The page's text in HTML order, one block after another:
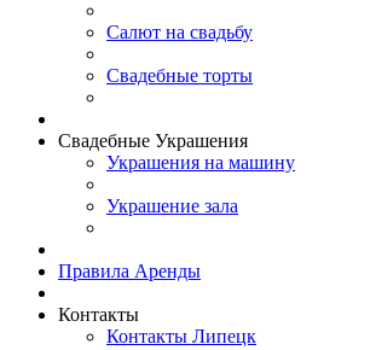
Салют на свадьбу
Свадебные торты
Свадебные Украшения
Украшения на машину
Украшение зала
Правила Аренды
Контакты
Контакты Липецк